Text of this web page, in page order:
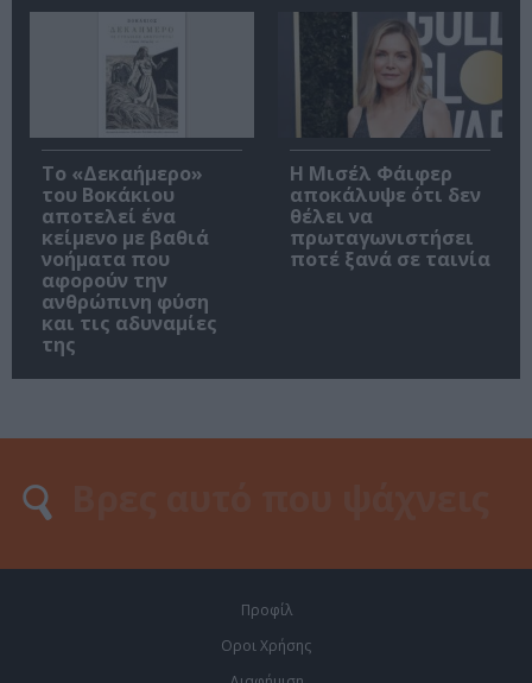
Το «Δεκαήμερο»
του Βοκάκιου
αποτελεί ένα
κείμενο με βαθιά
νοήματα που
αφορούν την
ανθρώπινη φύση
και τις αδυναμίες
της
Η Μισέλ Φάιφερ
αποκάλυψε ότι δεν
θέλει να
πρωταγωνιστήσει
ποτέ ξανά σε ταινία
Προφίλ
Οροι Χρήσης